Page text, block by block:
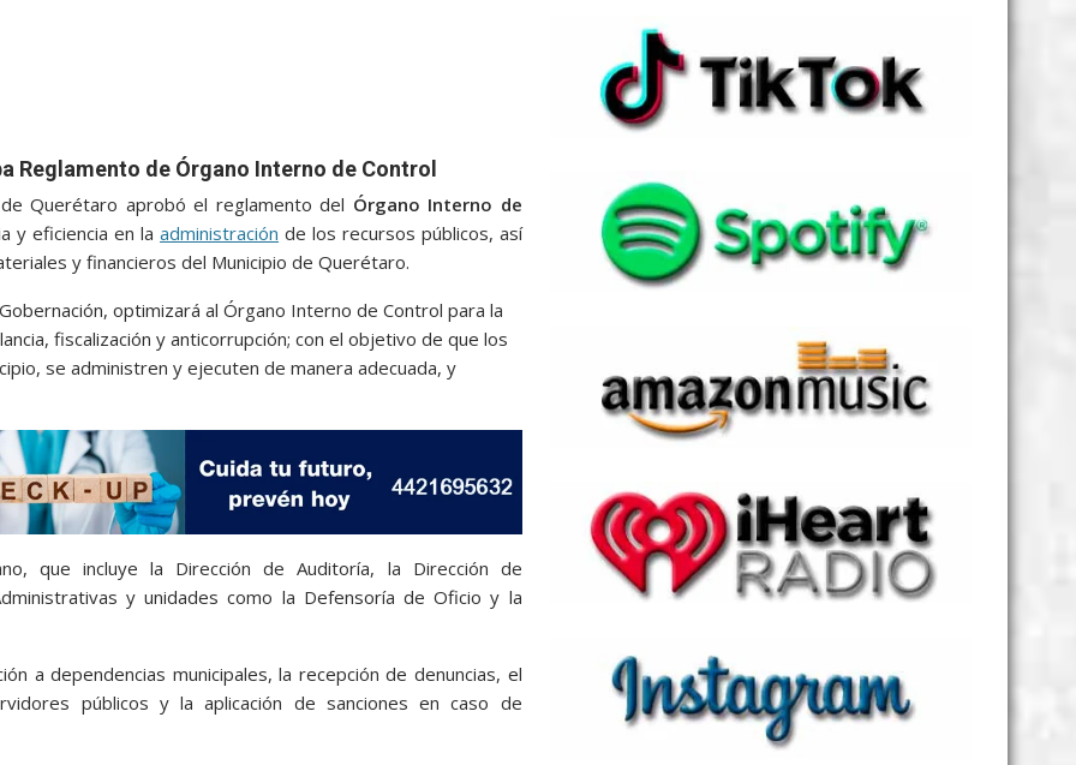
Reglamento de Órgano Interno de Control
Querétaro aprobó el reglamento del Órgano Interno de
y eficiencia en laadministración de los recursos públicos, así
y financieros del Municipio de Querétaro.
optimizará al Órgano Interno de Control para la
fiscalización y anticorrupción; con el objetivo de que los
se administren y ejecuten de manera adecuada, y
que incluye la Dirección de Auditoría, la Dirección de
y unidades como la Defensoría de Oficio y la
a dependencias municipales, la recepción de denuncias, el
públicos y la aplicación de sanciones en caso de